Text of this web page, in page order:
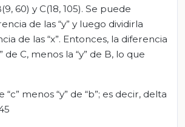
60) y C(18, 105). Se puede
de las “y” y luego dividirla
de las “x”. Entonces, la diferencia
de C, menos la “y” de B, lo que
“c” menos “y” de “b”; es decir, delta